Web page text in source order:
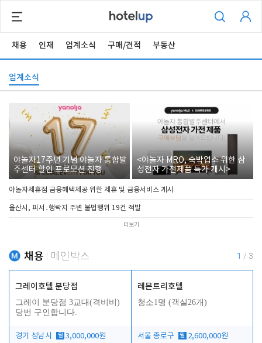
채용 인재 업계소식 구매/견적 부동산
업계소식
야놀자17주년 기념 야놀자 통합발
주센터 할인 프로모션 진행
<야놀자 MRO, 숙박업소 위한 삼
성전자 가전제품 특가 개시>
야놀자제휴점 금융혜택제공 위한 제휴 및 금융서비스 게시
울산시, 피서․행락지 주변 불법행위 19건 적발
더보기
채용 메인박스 1 / 3
그레이호텔 분당점
그레이 분당점 3교대(격비비)
당번 구인합니다.
경기 성남시 월 3,000,000원
레몬트리호텔
청소1명 (객실26개)
서울 종로구 월 2,600,000원